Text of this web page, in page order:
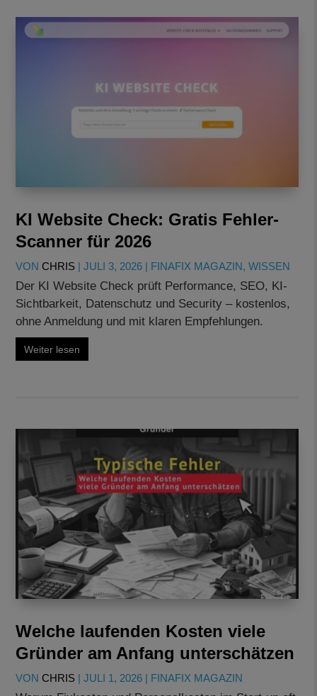
KI Website Check: Gratis Fehler-
Scanner für 2026
VONCHRIS |JULI 3, 2026 | FINAFIX MAGAZIN,WISSEN
Der KI Website Check prüft Performance, SEO, KI-
Sichtbarkeit, Datenschutz und Security – kostenlos,
ohne Anmeldung und mit klaren Empfehlungen.
Weiter lesen
Welche laufenden Kosten viele
Gründer am Anfang unterschätzen
VONCHRIS |JULI 1, 2026 | FINAFIX MAGAZIN